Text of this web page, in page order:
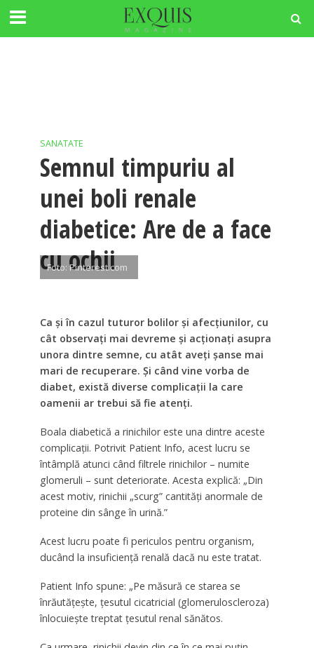
SANATATE
Semnul timpuriu al
unei boli renale
diabetice: Are de a face
cu ochii
Foto: Pinterest.com
Ca și în cazul tuturor bolilor și afecțiunilor, cu
cât observați mai devreme și acționați asupra
unora dintre semne, cu atât aveți șanse mai
mari de recuperare. Și când vine vorba de
diabet, există diverse complicații la care
oamenii ar trebui să fie atenți.
Boala diabetică a rinichilor este una dintre aceste
complicații. Potrivit Patient Info, acest lucru se
întâmplă atunci când filtrele rinichilor – numite
glomeruli – sunt deteriorate. Acesta explică: „Din
acest motiv, rinichii „scurg” cantități anormale de
proteine din sânge în urină.”
Acest lucru poate fi periculos pentru organism,
ducând la insuficiență renală dacă nu este tratat.
Patient Info spune: „Pe măsură ce starea se
înrăutățește, țesutul cicatricial (glomeruloscleroza)
înlocuiește treptat țesutul renal sănătos.